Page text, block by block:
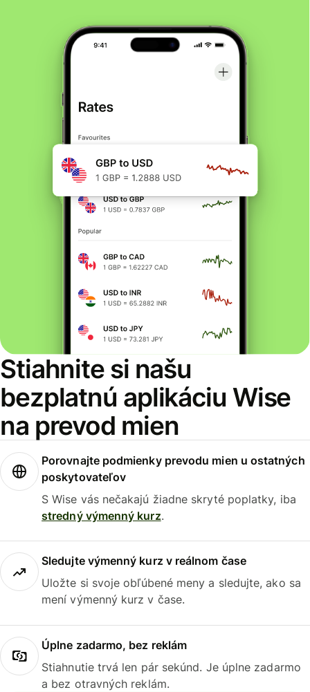
Stiahnite si našu
bezplatnú aplikáciu Wise
na prevod mien
Porovnajte podmienky prevodu mien u ostatných
poskytovateľov
S Wise vás nečakajú žiadne skryté poplatky, iba
stredný výmenný kurz.
Sledujte výmenný kurz v reálnom čase
Uložte si svoje obľúbené meny a sledujte, ako sa
mení výmenný kurz v čase.
Úplne zadarmo, bez reklám
Stiahnutie trvá len pár sekúnd. Je úplne zadarmo
a bez otravných reklám.